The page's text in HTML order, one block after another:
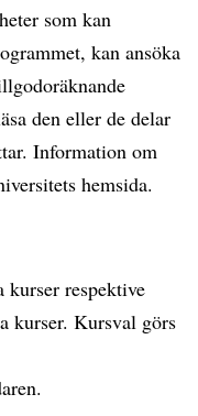
som kan
kan ansöka
den eller de delar
Information om
hemsida.
kurser respektive
kurser. Kursval görs